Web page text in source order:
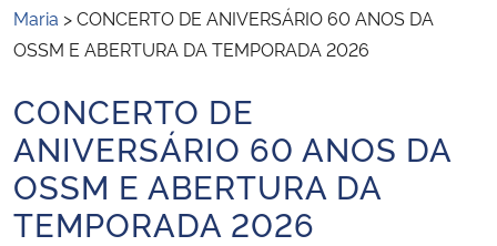
Ministério da Economia
Ministério da Infraestrutura
Ministério da Agricultura, Pecuária e Abastecimento
Ministério da Educação
Maria >CONCERTO DE ANIVERSÁRIO 60 ANOS DA
OSSM E ABERTURA DA TEMPORADA 2026
Início do conteúdo
CONCERTO DE
ANIVERSÁRIO 60 ANOS DA
OSSM E ABERTURA DA
TEMPORADA 2026